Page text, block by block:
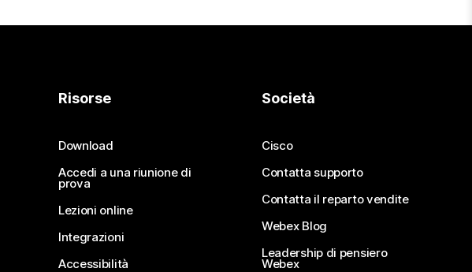
Risorse
Download
Accedi a una riunione di
prova
Lezioni online
Integrazioni
Accessibilità
Società
Cisco
Contatta supporto
Contatta il reparto vendite
Webex Blog
Leadership di pensiero
Webex